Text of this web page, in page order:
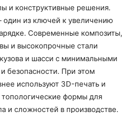
и конструктивные решения.
из ключей к увеличению
Современные композиты,
и высокопрочные стали
и шасси с минимальными
безопасности. При этом
используют 3D-печать и
формы для
и сложностей в производстве.